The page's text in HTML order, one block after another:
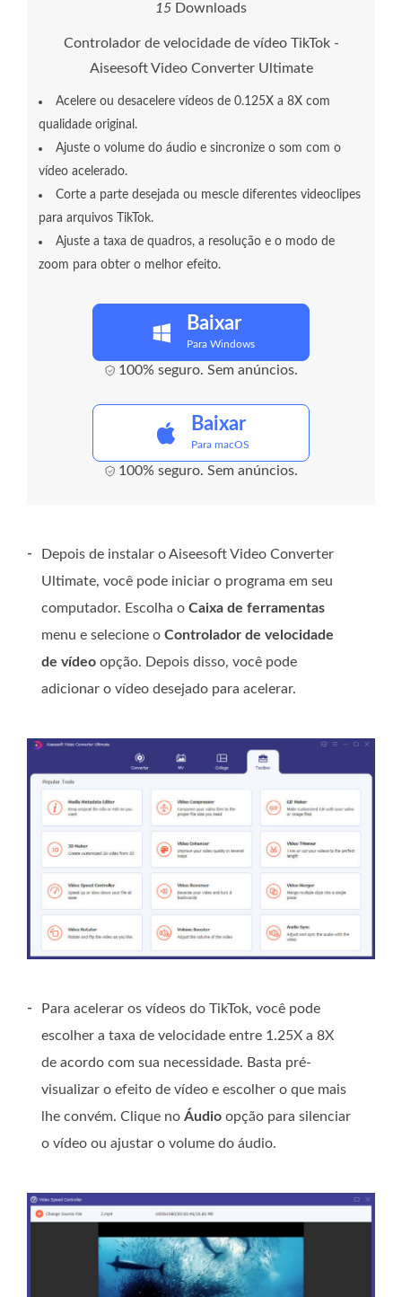
15 Downloads
Controlador de velocidade de vídeo TikTok -
Aiseesoft Video Converter Ultimate
Acelere ou desacelere vídeos de 0.125X a 8X com
qualidade original.
Ajuste o volume do áudio e sincronize o som com o
vídeo acelerado.
Corte a parte desejada ou mescle diferentes videoclipes
para arquivos TikTok.
Ajuste a taxa de quadros, a resolução e o modo de
zoom para obter o melhor efeito.
Baixar
Para Windows
100% seguro. Sem anúncios.
Baixar
Para macOS
100% seguro. Sem anúncios.
-
Depois de instalar o Aiseesoft Video Converter
Ultimate, você pode iniciar o programa em seu
computador. Escolha o Caixa de ferramentas
menu e selecione o Controlador de velocidade
de vídeo opção. Depois disso, você pode
adicionar o vídeo desejado para acelerar.
-
Para acelerar os vídeos do TikTok, você pode
escolher a taxa de velocidade entre 1.25X a 8X
de acordo com sua necessidade. Basta pré-
visualizar o efeito de vídeo e escolher o que mais
lhe convém. Clique no Áudio opção para silenciar
o vídeo ou ajustar o volume do áudio.